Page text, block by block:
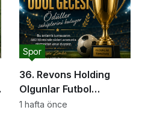
36. Revons Holding
Olgunlar Futbol
Turnuvası’nda Final
Spor
1 hafta önce